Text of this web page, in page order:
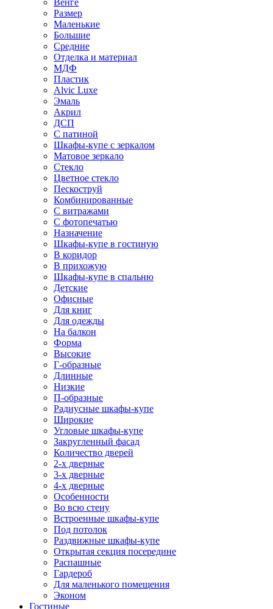
Венге
Размер
Маленькие
Большие
Средние
Отделка и материал
МДФ
Пластик
Alvic Luxe
Эмаль
Акрил
ДСП
С патиной
Шкафы-купе с зеркалом
Матовое зеркало
Стекло
Цветное стекло
Пескоструй
Комбинированные
С витражами
С фотопечатью
Назначение
Шкафы-купе в гостиную
В коридор
В прихожую
Шкафы-купе в спальню
Детские
Офисные
Для книг
Для одежды
На балкон
Форма
Высокие
Г-образные
Длинные
Низкие
П-образные
Радиусные шкафы-купе
Широкие
Угловые шкафы-купе
Закругленный фасад
Количество дверей
2-х дверные
3-х дверные
4-х дверные
Особенности
Во всю стену
Встроенные шкафы-купе
Под потолок
Раздвижные шкафы-купе
Открытая секция посередине
Распашные
Гардероб
Для маленького помещения
Эконом
Гостиные